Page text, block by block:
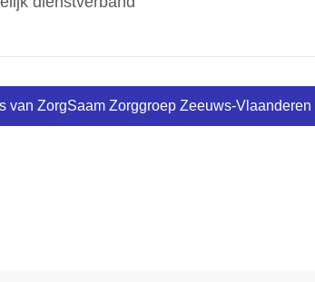
van ZorgSaam Zorggroep Zeeuws-Vlaanderen